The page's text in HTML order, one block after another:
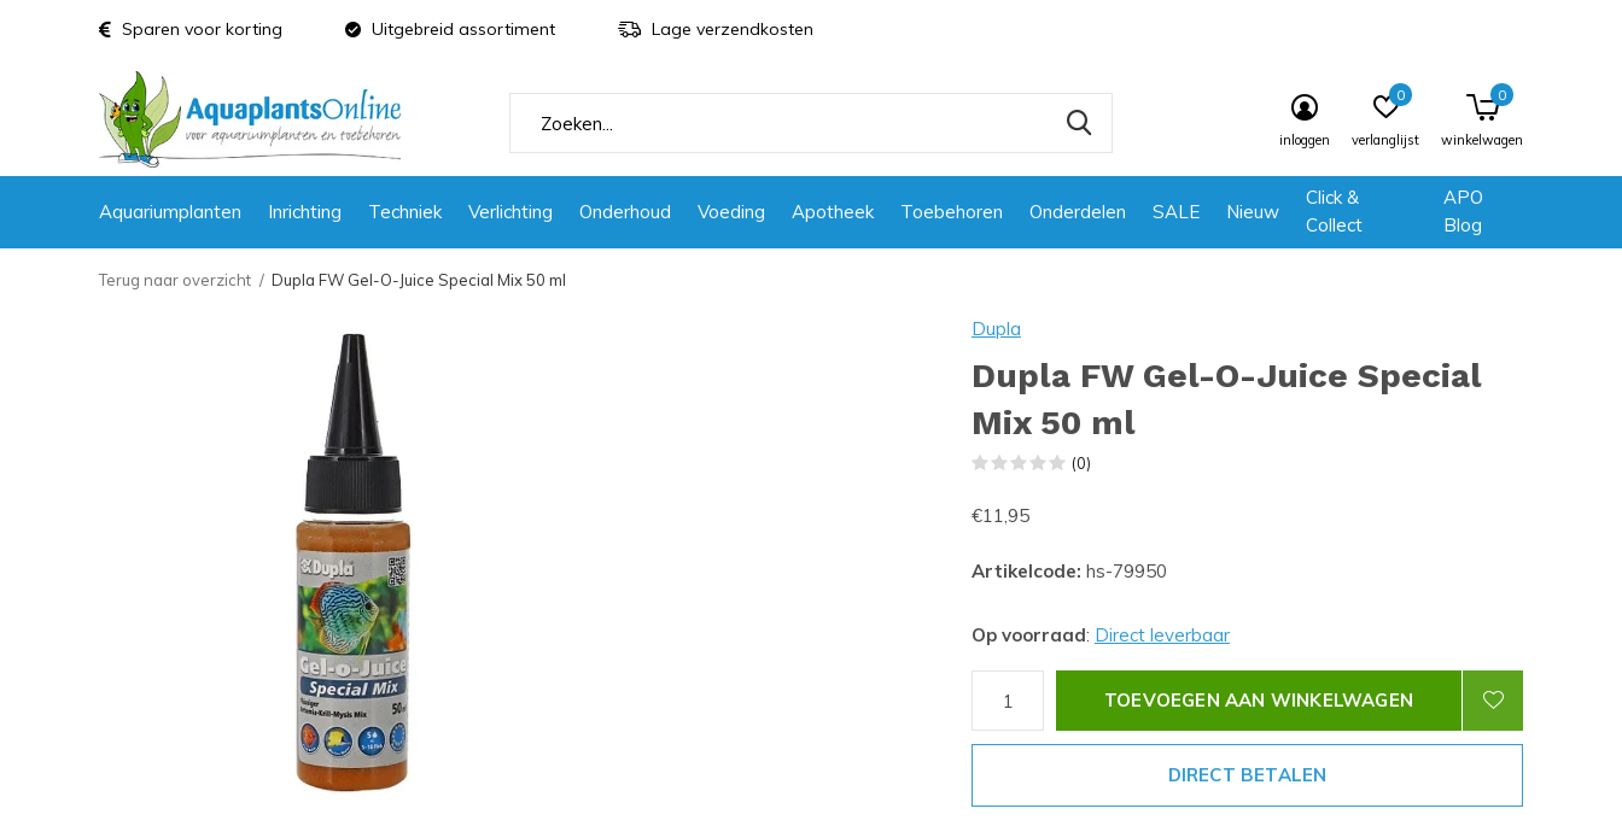
Aquariumplanten Inrichting Techniek Verlichting Onderhoud Voeding Apotheek Toebehoren Onderdelen SALE Nieuw
Click &
Collect
APO
Blog
inloggen verlanglijst
0
winkelwagen
0
Sparen voor korting Uitgebreid assortiment Lage verzendkosten
Terug naar overzicht Dupla FW Gel-O-Juice Special Mix 50 ml
Dupla
Dupla FW Gel-O-Juice Special
Mix 50 ml
(0)
€11,95
Artikelcode: hs-79950
Op voorraad: Direct leverbaar
TOEVOEGEN AAN WINKELWAGEN
DIRECT BETALEN